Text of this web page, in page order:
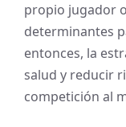
propio jugador
determinantes
entonces, la
salud y reducir
competición al